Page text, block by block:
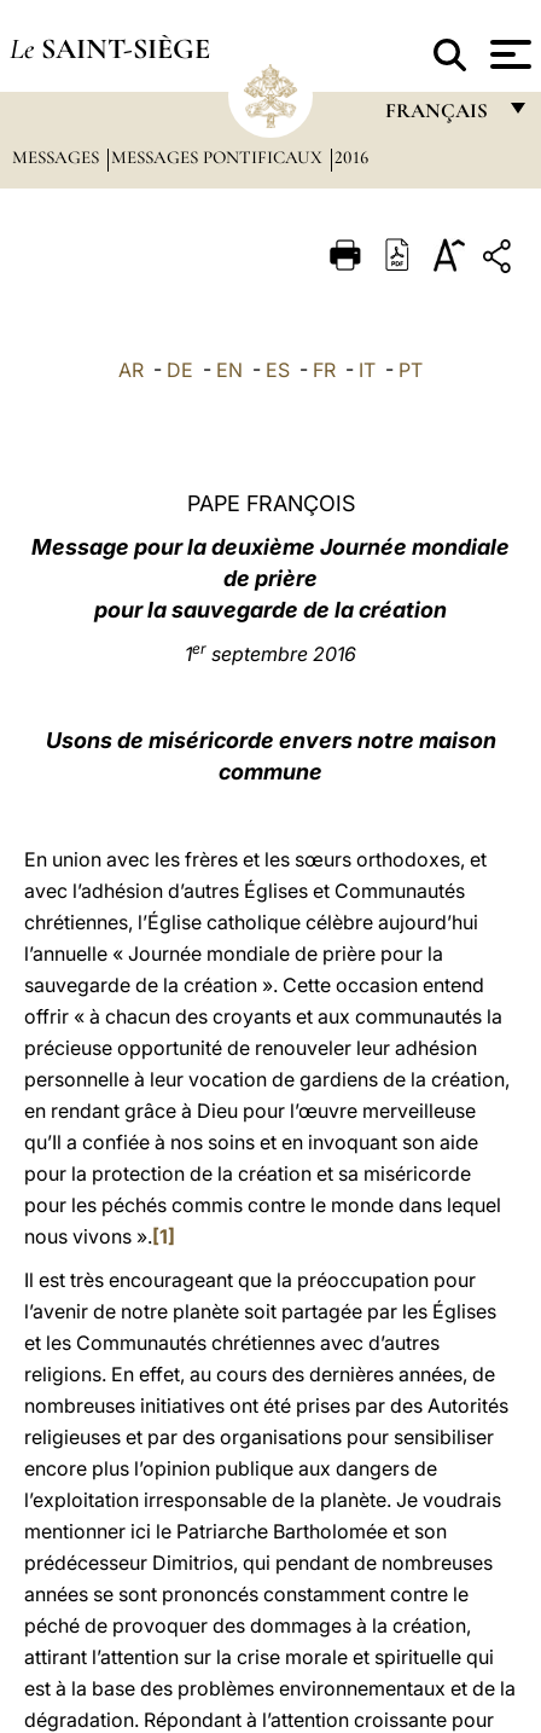
Le SAINT-SIÈGE
FRANÇAIS
ITALIANO
中文
MESSAGES MESSAGES PONTIFICAUX 2016
AR - DE - EN - ES - FR - IT - PT
PAPE FRANÇOIS
Message pour la deuxième Journée mondiale
de prière
pour la sauvegarde de la création
1er septembre 2016
Usons de miséricorde envers notre maison
commune
En union avec les frères et les sœurs orthodoxes, et
avec l’adhésion d’autres Églises et Communautés
chrétiennes, l’Église catholique célèbre aujourd’hui
l’annuelle « Journée mondiale de prière pour la
sauvegarde de la création ». Cette occasion entend
offrir « à chacun des croyants et aux communautés la
précieuse opportunité de renouveler leur adhésion
personnelle à leur vocation de gardiens de la création,
en rendant grâce à Dieu pour l’œuvre merveilleuse
qu’Il a confiée à nos soins et en invoquant son aide
pour la protection de la création et sa miséricorde
pour les péchés commis contre le monde dans lequel
nous vivons ».[1]
Il est très encourageant que la préoccupation pour
l’avenir de notre planète soit partagée par les Églises
et les Communautés chrétiennes avec d’autres
religions. En effet, au cours des dernières années, de
nombreuses initiatives ont été prises par des Autorités
religieuses et par des organisations pour sensibiliser
encore plus l’opinion publique aux dangers de
l’exploitation irresponsable de la planète. Je voudrais
mentionner ici le Patriarche Bartholomée et son
prédécesseur Dimitrios, qui pendant de nombreuses
années se sont prononcés constamment contre le
péché de provoquer des dommages à la création,
attirant l’attention sur la crise morale et spirituelle qui
est à la base des problèmes environnementaux et de la
dégradation. Répondant à l’attention croissante pour